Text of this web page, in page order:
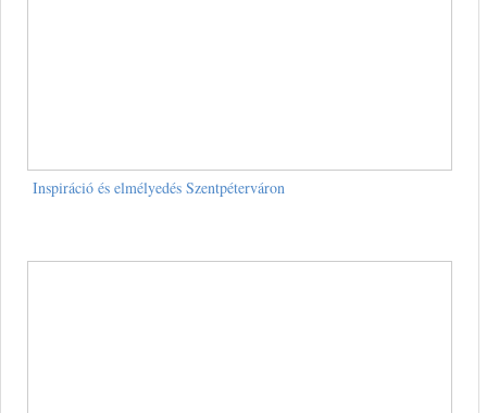
Inspiráció és elmélyedés Szentpéterváron